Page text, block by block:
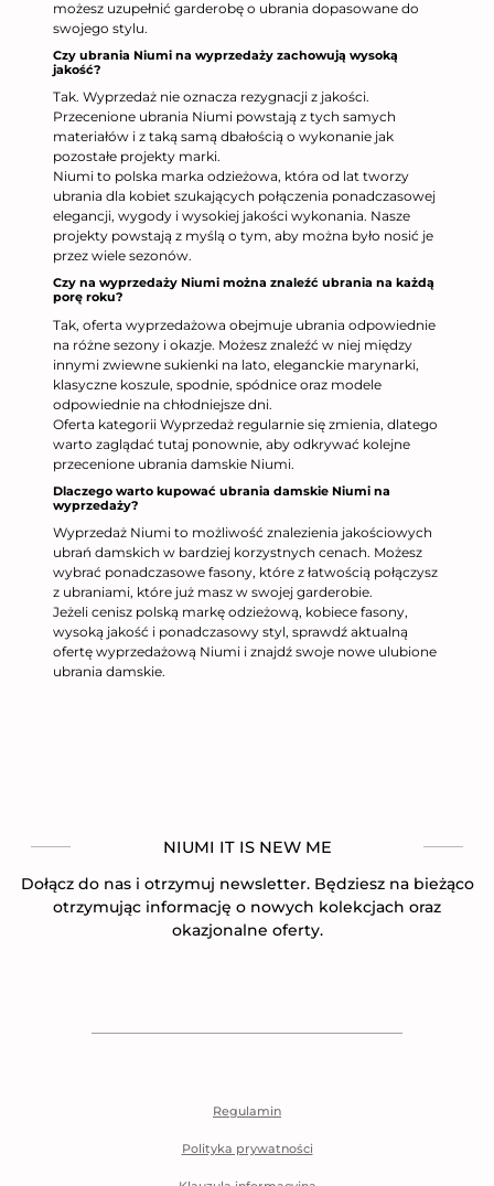
możesz uzupełnić garderobę o ubrania dopasowane do
swojego stylu.
Czy ubrania Niumi na wyprzedaży zachowują wysoką
jakość?
Tak. Wyprzedaż nie oznacza rezygnacji z jakości.
Przecenione ubrania Niumi powstają z tych samych
materiałów i z taką samą dbałością o wykonanie jak
pozostałe projekty marki.
Niumi to polska marka odzieżowa, która od lat tworzy
ubrania dla kobiet szukających połączenia ponadczasowej
elegancji, wygody i wysokiej jakości wykonania. Nasze
projekty powstają z myślą o tym, aby można było nosić je
przez wiele sezonów.
Czy na wyprzedaży Niumi można znaleźć ubrania na każdą
porę roku?
Tak, oferta wyprzedażowa obejmuje ubrania odpowiednie
na różne sezony i okazje. Możesz znaleźć w niej między
innymi zwiewne sukienki na lato, eleganckie marynarki,
klasyczne koszule, spodnie, spódnice oraz modele
odpowiednie na chłodniejsze dni.
Oferta kategorii Wyprzedaż regularnie się zmienia, dlatego
warto zaglądać tutaj ponownie, aby odkrywać kolejne
przecenione ubrania damskie Niumi.
Dlaczego warto kupować ubrania damskie Niumi na
wyprzedaży?
Wyprzedaż Niumi to możliwość znalezienia jakościowych
ubrań damskich w bardziej korzystnych cenach. Możesz
wybrać ponadczasowe fasony, które z łatwością połączysz
z ubraniami, które już masz w swojej garderobie.
Jeżeli cenisz polską markę odzieżową, kobiece fasony,
wysoką jakość i ponadczasowy styl, sprawdź aktualną
ofertę wyprzedażową Niumi i znajdź swoje nowe ulubione
ubrania damskie.
NIUMI IT IS NEW ME
Dołącz do nas i otrzymuj newsletter. Będziesz na bieżąco
otrzymując informację o nowych kolekcjach oraz
okazjonalne oferty.
Regulamin
Polityka prywatności